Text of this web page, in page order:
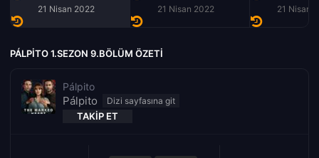
21 Nisan 2022 21 Nisan 2022 21 Nisan
PÁLPITO 1.SEZON 9.BÖLÜM ÖZETI
Pálpito
Pálpito
TAKIP ET